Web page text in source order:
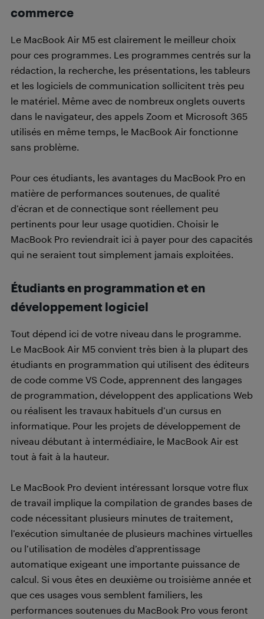
commerce
Le MacBook Air M5 est clairement le meilleur choix
pour ces programmes. Les programmes centrés sur la
rédaction, la recherche, les présentations, les tableurs
et les logiciels de communication sollicitent très peu
le matériel. Même avec de nombreux onglets ouverts
dans le navigateur, des appels Zoom et Microsoft 365
utilisés en même temps, le MacBook Air fonctionne
sans problème.
Pour ces étudiants, les avantages du MacBook Pro en
matière de performances soutenues, de qualité
d’écran et de connectique sont réellement peu
pertinents pour leur usage quotidien. Choisir le
MacBook Pro reviendrait ici à payer pour des capacités
qui ne seraient tout simplement jamais exploitées.
Étudiants en programmation et en
développement logiciel
Tout dépend ici de votre niveau dans le programme.
Le MacBook Air M5 convient très bien à la plupart des
étudiants en programmation qui utilisent des éditeurs
de code comme VS Code, apprennent des langages
de programmation, développent des applications Web
ou réalisent les travaux habituels d’un cursus en
informatique. Pour les projets de développement de
niveau débutant à intermédiaire, le MacBook Air est
tout à fait à la hauteur.
Le MacBook Pro devient intéressant lorsque votre flux
de travail implique la compilation de grandes bases de
code nécessitant plusieurs minutes de traitement,
l’exécution simultanée de plusieurs machines virtuelles
ou l’utilisation de modèles d’apprentissage
automatique exigeant une importante puissance de
calcul. Si vous êtes en deuxième ou troisième année et
que ces usages vous semblent familiers, les
performances soutenues du MacBook Pro vous feront